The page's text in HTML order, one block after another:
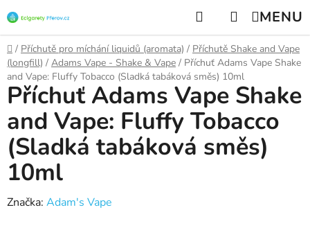
na
obsah
Hledat NÁKUPNÍ
KOŠÍK
Domů
/ Příchutě pro míchání liquidů (aromata) / Příchutě Shake and Vape
(longfill) / Adams Vape - Shake & Vape / Příchuť Adams Vape Shake
and Vape: Fluffy Tobacco (Sladká tabáková směs) 10ml
Příchuť Adams Vape Shake
and Vape: Fluffy Tobacco
(Sladká tabáková směs)
10ml
Značka: Adam's Vape